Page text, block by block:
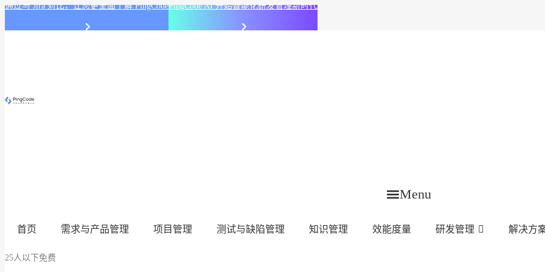
通过与 Jira 对比，让您更全面了解 PingCodePingCode AI 开始智能化研发管理新时代
Menu
首页 需求与产品管理 项目管理 测试与缺陷管理 知识管理 效能度量 研发管理 解决方
25人以下免费